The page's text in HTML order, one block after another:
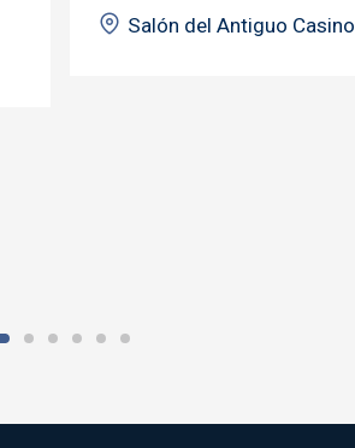
Salón del Antiguo Casino